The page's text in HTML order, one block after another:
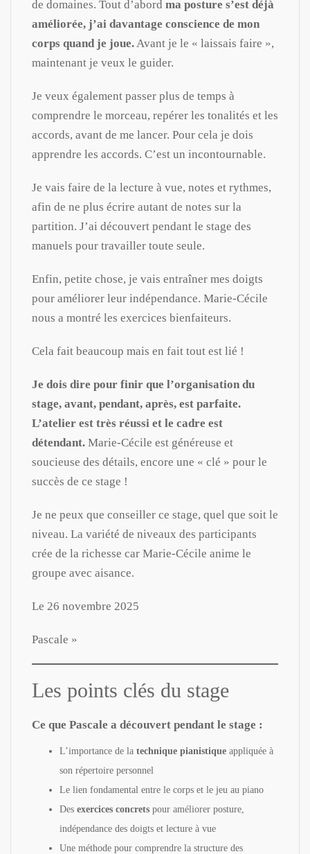
de domaines. Tout d’abord ma posture s’est déjà
améliorée, j’ai davantage conscience de mon
corps quand je joue. Avant je le « laissais faire »,
maintenant je veux le guider.
Je veux également passer plus de temps à
comprendre le morceau, repérer les tonalités et les
accords, avant de me lancer. Pour cela je dois
apprendre les accords. C’est un incontournable.
Je vais faire de la lecture à vue, notes et rythmes,
afin de ne plus écrire autant de notes sur la
partition. J’ai découvert pendant le stage des
manuels pour travailler toute seule.
Enfin, petite chose, je vais entraîner mes doigts
pour améliorer leur indépendance. Marie-Cécile
nous a montré les exercices bienfaiteurs.
Cela fait beaucoup mais en fait tout est lié !
Je dois dire pour finir que l’organisation du
stage, avant, pendant, après, est parfaite.
L’atelier est très réussi et le cadre est
détendant. Marie-Cécile est généreuse et
soucieuse des détails, encore une « clé » pour le
succès de ce stage !
Je ne peux que conseiller ce stage, quel que soit le
niveau. La variété de niveaux des participants
crée de la richesse car Marie-Cécile anime le
groupe avec aisance.
Le 26 novembre 2025
Pascale »
Les points clés du stage
Ce que Pascale a découvert pendant le stage :
L’importance de la technique pianistique appliquée à
son répertoire personnel
Le lien fondamental entre le corps et le jeu au piano
Des exercices concrets pour améliorer posture,
indépendance des doigts et lecture à vue
Une méthode pour comprendre la structure des